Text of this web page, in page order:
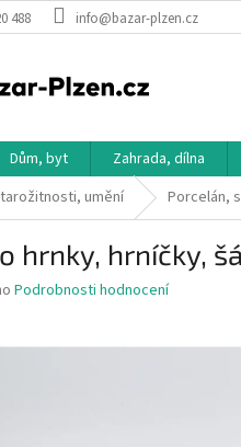
488 info@bazar-plzen.cz
Dům, byt Zahrada, dílna
umění Porcelán,
hrnky, hrníčky,
Podrobnosti hodnocení